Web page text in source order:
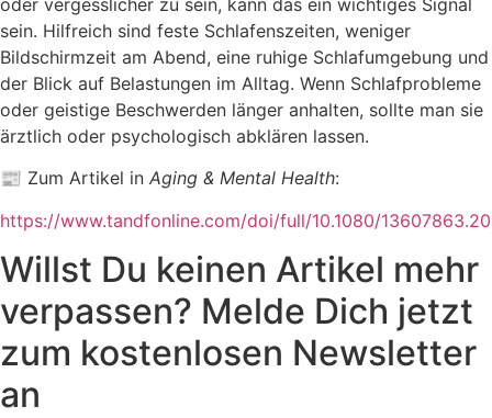
sein. Hilfreich sind feste Schlafenszeiten, weniger
Bildschirmzeit am Abend, eine ruhige Schlafumgebung und
der Blick auf Belastungen im Alltag. Wenn Schlafprobleme
oder geistige Beschwerden länger anhalten, sollte man sie
ärztlich oder psychologisch abklären lassen.
📰 Zum Artikel in Aging & Mental Health:
https://www.tandfonline.com/doi/full/10.1080/
Willst Du keinen Artikel mehr
verpassen? Melde Dich jetzt
zum kostenlosen Newsletter
an